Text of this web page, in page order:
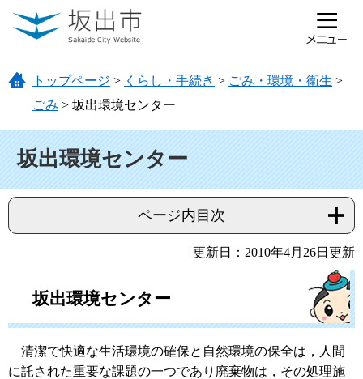
ページの先頭です。
メニューを飛ばして本文へ
トップページ > くらし・手続き > ごみ・環境・衛生 >
ごみ > 坂出環境センター
坂出環境センター
ページ内目次
更新日：2010年4月26日更新
坂出環境センター
清潔で快適な生活環境の確保と自然環境の保全は，人間
に託された重要な課題の一つであり廃棄物は，その処理施